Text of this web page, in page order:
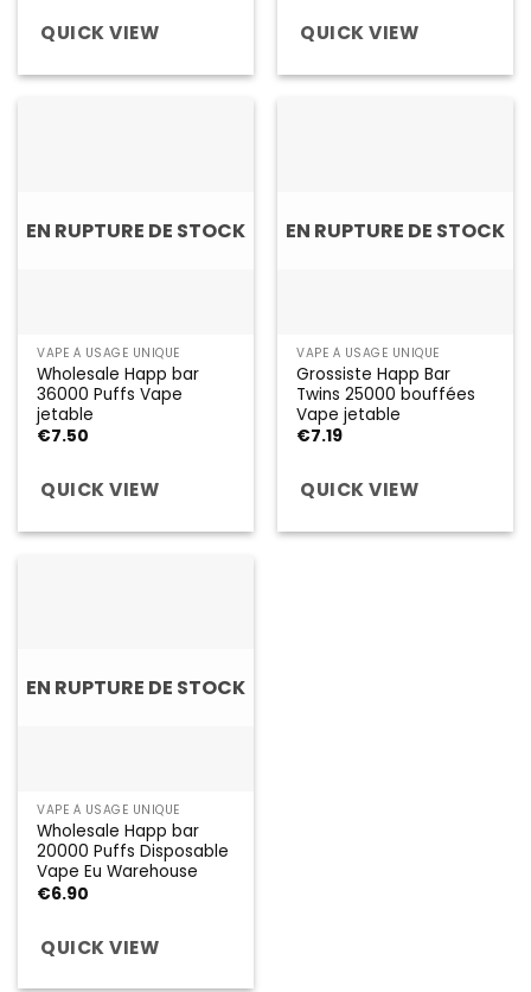
QUICK VIEW QUICK VIEW
EN RUPTURE DE STOCK
VAPE À USAGE UNIQUE
Wholesale Happ bar
36000 Puffs Vape
jetable
€7.50
QUICK VIEW
EN RUPTURE DE STOCK
VAPE À USAGE UNIQUE
Grossiste Happ Bar
Twins 25000 bouffées
Vape jetable
€7.19
QUICK VIEW
EN RUPTURE DE STOCK
VAPE À USAGE UNIQUE
Wholesale Happ bar
20000 Puffs Disposable
Vape Eu Warehouse
€6.90
QUICK VIEW